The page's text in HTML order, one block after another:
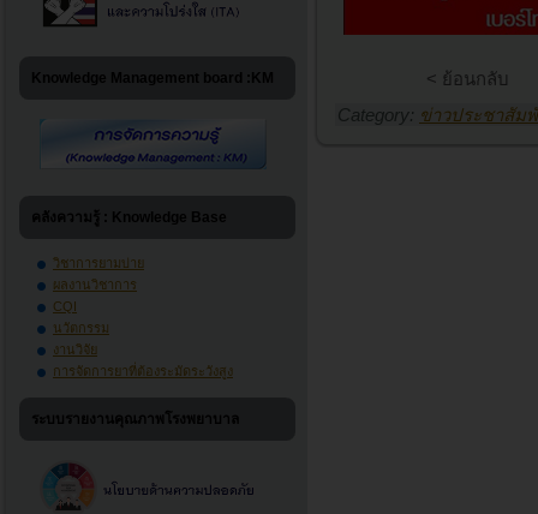
Knowledge Management board :KM
คลังความรู้ : Knowledge Base
วิชาการยามบ่าย
ผลงานวิชาการ
CQI
นวัตกรรม
งานวิจัย
การจัดการยาที่ต้องระมัดระวังสูง
ระบบรายงานคุณภาพโรงพยาบาล
< ย้อนกลับ
Category: ข่าวประชาสัม